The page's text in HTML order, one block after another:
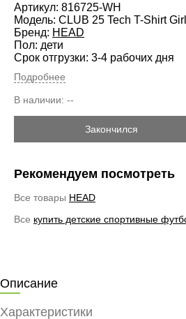
Артикул: 816725-WH
Модель: CLUB 25 Tech T-Shirt
Бренд: HEAD
Пол: дети
Срок отгрузки: 3-4 рабочих дня
Подробнее
В наличии: --
Закончился
Рекомендуем посмотреть
Все товары HEAD
Все купить детские спортивные
Описание
Характеристики